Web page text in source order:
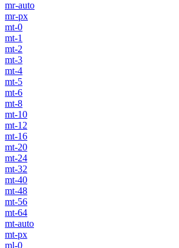
mr-auto
mr-px
mt-0
mt-1
mt-2
mt-3
mt-4
mt-5
mt-6
mt-8
mt-10
mt-12
mt-16
mt-20
mt-24
mt-32
mt-40
mt-48
mt-56
mt-64
mt-auto
mt-px
ml-0